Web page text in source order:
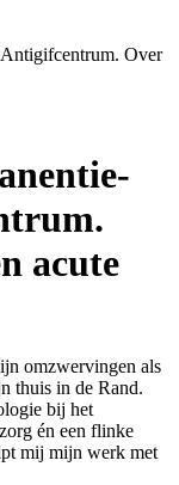
Over
acute
omzwervingen als
thuis in de Rand.
bij het
én een flinke
mij mijn werk met